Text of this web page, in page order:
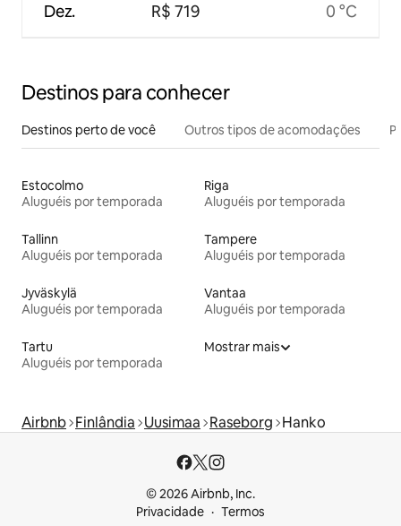
Dez. R$ 719 0 °C
Destinos para conhecer
Destinos perto de você Outros tipos de acomodações
Estocolmo
Aluguéis por temporada
Riga
Aluguéis por temporada
Tallinn
Aluguéis por temporada
Tampere
Aluguéis por temporada
Jyväskylä
Aluguéis por temporada
Vantaa
Aluguéis por temporada
Tartu
Aluguéis por temporada
Mostrar mais
Airbnb Finlândia Uusimaa Raseborg Hanko
© 2026 Airbnb, Inc.
Privacidade
Termos